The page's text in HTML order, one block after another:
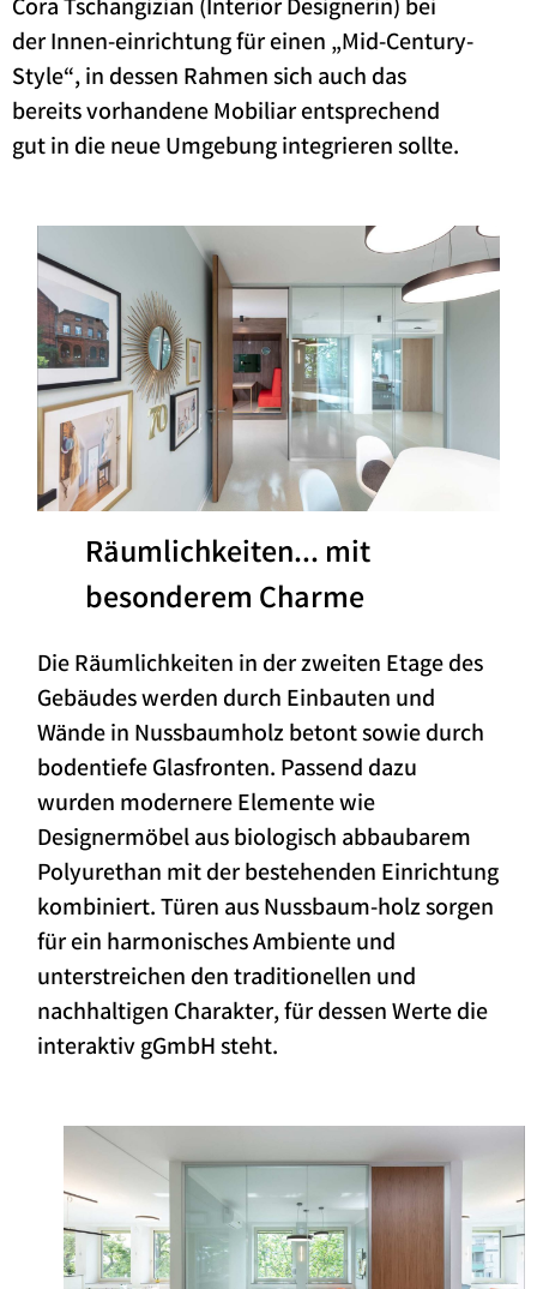
Cora Tschangizian (Interior Designerin) bei
der Innen-einrichtung für einen „Mid-Century-
Style“, in dessen Rahmen sich auch das
bereits vorhandene Mobiliar entsprechend
gut in die neue Umgebung integrieren sollte.
Räumlichkeiten… mit
besonderem Charme
Die Räumlichkeiten in der zweiten Etage des
Gebäudes werden durch Einbauten und
Wände in Nussbaumholz betont sowie durch
bodentiefe Glasfronten. Passend dazu
wurden modernere Elemente wie
Designermöbel aus biologisch abbaubarem
Polyurethan mit der bestehenden Einrichtung
kombiniert. Türen aus Nussbaum-holz sorgen
für ein harmonisches Ambiente und
unterstreichen den traditionellen und
nachhaltigen Charakter, für dessen Werte die
interaktiv gGmbH steht.